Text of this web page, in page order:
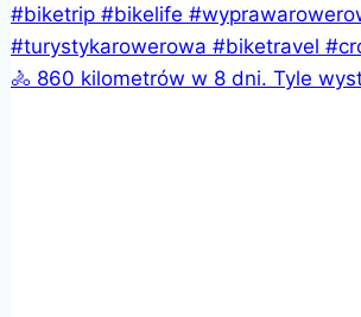
🚴 860 kilometrów w 8 dni. Tyle